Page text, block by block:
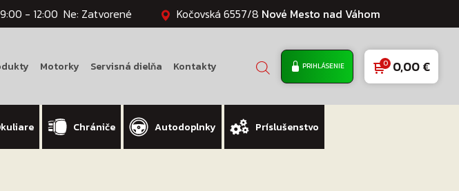
- 12:00 Ne: Zatvorené Kočovská 6557/8 Nové Mesto nad Váhom
Motorky Servisná dielňa Kontakty PRIHLÁSENIE 0,00€
Chrániče Autodoplnky Príslušenstvo